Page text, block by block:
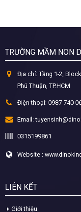
TRƯỜNG MẦM NON
Địa chỉ: Tầng 1-2,
Phú Thuận, TP.HCM
Điện thoại: 0987 740
Email:
0315199861
Website :
LIÊN KẾT
Giới thiệu